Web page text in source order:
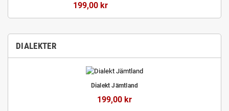
199,00 kr
DIALEKTER
Dialekt Jämtland
199,00 kr